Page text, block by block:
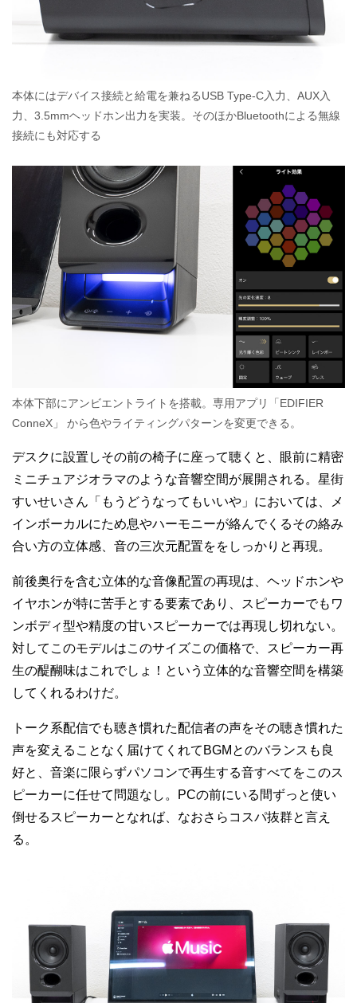
本体にはデバイス接続と給電を兼ねるUSB Type-C入力、AUX入
力、3.5mmヘッドホン出力を実装。そのほかBluetoothによる無線
接続にも対応する
本体下部にアンビエントライトを搭載。専用アプリ「EDIFIER
ConneX」
から色やライティングパターンを変更できる。
デスクに設置しその前の椅子に座って聴くと、眼前に精密
ミニチュアジオラマのような音響空間が展開される。星街
すいせいさん「もうどうなってもいいや」においては、メ
インボーカルにため息やハーモニーが絡んでくるその絡み
合い方の立体感、音の三次元配置ををしっかりと再現。
前後奥行を含む立体的な音像配置の再現は、ヘッドホンや
イヤホンが特に苦手とする要素であり、スピーカーでもワ
ンボディ型や精度の甘いスピーカーでは再現し切れない。
対してこのモデルはこのサイズこの価格で、スピーカー再
生の醍醐味はこれでしょ！という立体的な音響空間を構築
してくれるわけだ。
トーク系配信でも聴き慣れた配信者の声をその聴き慣れた
声を変えることなく届けてくれてBGMとのバランスも良
好と、音楽に限らずパソコンで再生する音すべてをこのス
ピーカーに任せて問題なし。PCの前にいる間ずっと使い
倒せるスピーカーとなれば、なおさらコスパ抜群と言え
る。